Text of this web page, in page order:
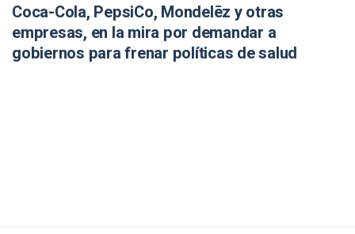
Coca-Cola, PepsiCo, Mondelēz y otras
empresas, en la mira por demandar a
gobiernos para frenar políticas de salud